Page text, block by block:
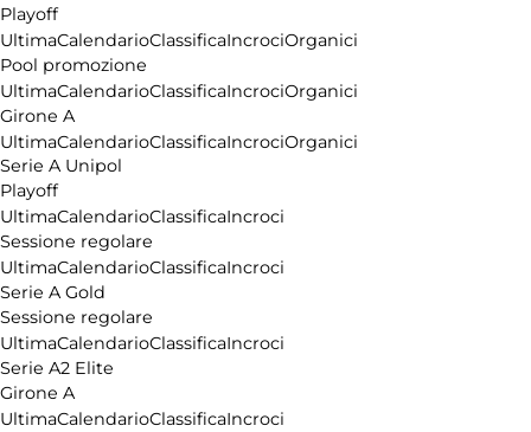
Playoff
UltimaCalendarioClassificaIncrociOrganici
Pool promozione
UltimaCalendarioClassificaIncrociOrganici
Girone A
UltimaCalendarioClassificaIncrociOrganici
Serie A Unipol
Playoff
UltimaCalendarioClassificaIncroci
Sessione regolare
UltimaCalendarioClassificaIncroci
Serie A Gold
Sessione regolare
UltimaCalendarioClassificaIncroci
Serie A2 Elite
Girone A
UltimaCalendarioClassificaIncroci